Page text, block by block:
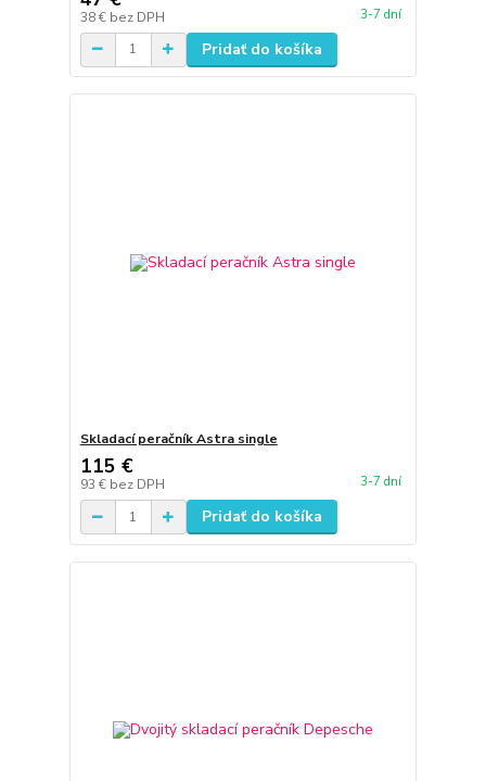
38 € bez DPH 3-7 dní
Pridať do košíka
Skladací peračník Astra single
115 €
93 € bez DPH 3-7 dní
Pridať do košíka